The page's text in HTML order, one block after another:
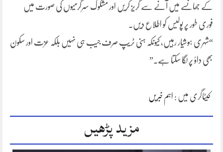
کے جھانسے میں آنے سے گریز کریں اور مشکوک سرگرمیوں کی صورت میں
فوری طور پر پولیس کو اطلاع دیں۔
“شہری ہوشیار رہیں، کیونکہ ہنی ٹریپ صرف جیب ہی نہیں بلکہ عزت اور سکون
بھی داؤ پر لگا سکتا ہے۔”
کیٹاگری میں : اہم خبریں
مزید پڑھیں